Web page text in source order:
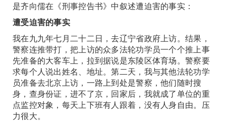
是齐向儒在《刑事控告书》中叙述遭迫害的事实：
遭受迫害的事实
我在九九年七月二十二日，去辽宁省政府上访。结果，
警察连推带打，把上访的众多法轮功学员一个个推上事
先准备的大客车上，拉到据说是东陵区体育场。警察要
求每个人说出姓名、地址。第二天，我与其他法轮功学
员准备去北京上访，一路上到处是警察，他们随时搜
身，查身份证，进不了京，回家后，我就成了单位的重
点监控对象，每天上下班有人跟着，没有人身自由。压
力很大。